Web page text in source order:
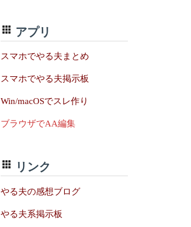
アプリ
スマホでやる夫まとめ
スマホでやる夫掲示板
Win/macOSでスレ作り
ブラウザでAA編集
リンク
やる夫の感想ブログ
やる夫系掲示板